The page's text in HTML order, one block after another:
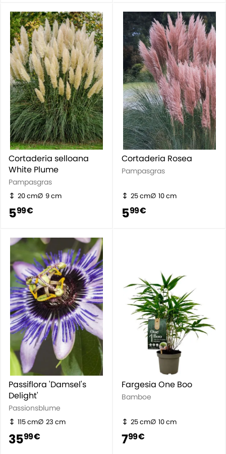
Cortaderia selloana
White Plume
Pampasgras
20 cm 9 cm
599 €
Cortaderia Rosea
Pampasgras
25 cm 10 cm
599 €
Passiflora 'Damsel's
Delight'
Passionsblume
115 cm 23 cm
3599 €
Fargesia One Boo
Bamboe
25 cm 10 cm
799 €